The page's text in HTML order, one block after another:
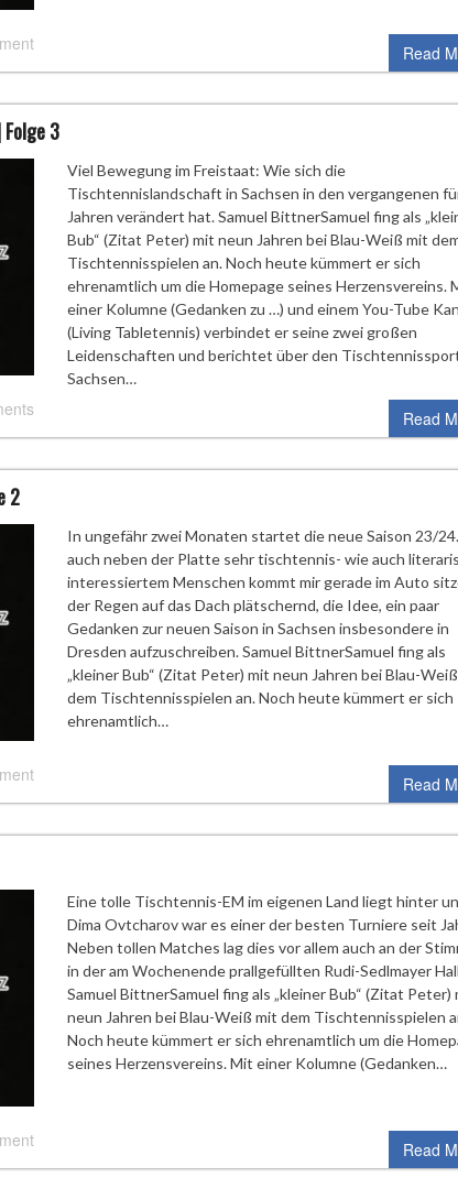
Read
3
Viel Bewegung im Freistaat: Wie sich die
Tischtennislandschaft in Sachsen in den vergangenen
Jahren verändert hat. Samuel BittnerSamuel fing als
Bub“ (Zitat Peter) mit neun Jahren bei Blau-Weiß mit
Tischtennisspielen an. Noch heute kümmert er sich
ehrenamtlich um die Homepage seines Herzensvereins.
einer Kolumne (Gedanken zu …) und einem You-Tube
(Living Tabletennis) verbindet er seine zwei großen
Leidenschaften und berichtet über den
Sachsen…
Read
2
In ungefähr zwei Monaten startet die neue Saison 23/
auch neben der Platte sehr tischtennis- wie auch
interessiertem Menschen kommt mir gerade im Auto
der Regen auf das Dach plätschernd, die Idee, ein paar
Gedanken zur neuen Saison in Sachsen insbesondere in
Dresden aufzuschreiben. Samuel BittnerSamuel fing als
„kleiner Bub“ (Zitat Peter) mit neun Jahren bei Blau-
dem Tischtennisspielen an. Noch heute kümmert er sich
ehrenamtlich…
Read
Eine tolle Tischtennis-EM im eigenen Land liegt hinter
Dima Ovtcharov war es einer der besten Turniere seit
Neben tollen Matches lag dies vor allem auch an der
in der am Wochenende prallgefüllten Rudi-Sedlmayer
Samuel BittnerSamuel fing als „kleiner Bub“ (Zitat Peter)
neun Jahren bei Blau-Weiß mit dem Tischtennisspielen
Noch heute kümmert er sich ehrenamtlich um die
seines Herzensvereins. Mit einer Kolumne (Gedanken…
Read